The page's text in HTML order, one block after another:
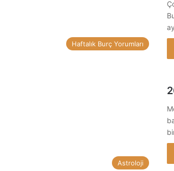
Haftalık Burç Yorumları
Astroloji